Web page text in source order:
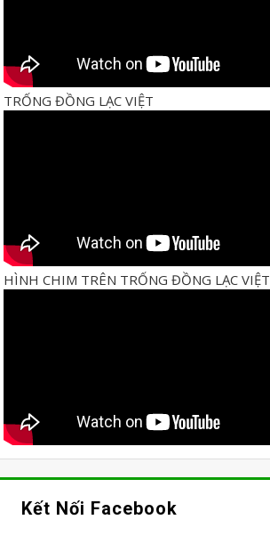
TRỐNG ĐỒNG LẠC VIỆT
HÌNH CHIM TRÊN TRỐNG ĐỒNG LẠC VIỆT
Kết Nối Facebook